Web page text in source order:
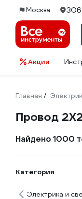
Москва 306
Акции
Главная /
Провод
Найдено 1000
Категория
Электрика и